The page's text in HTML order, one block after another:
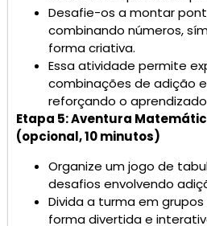
Desafie-os a montar
combinando números,
forma criativa.
Essa atividade permite
combinações de adição
reforçando o
Etapa 5: Aventura
(opcional, 10 minutos)
Organize um jogo de
desafios envolvendo
Divida a turma em grupos
forma divertida e